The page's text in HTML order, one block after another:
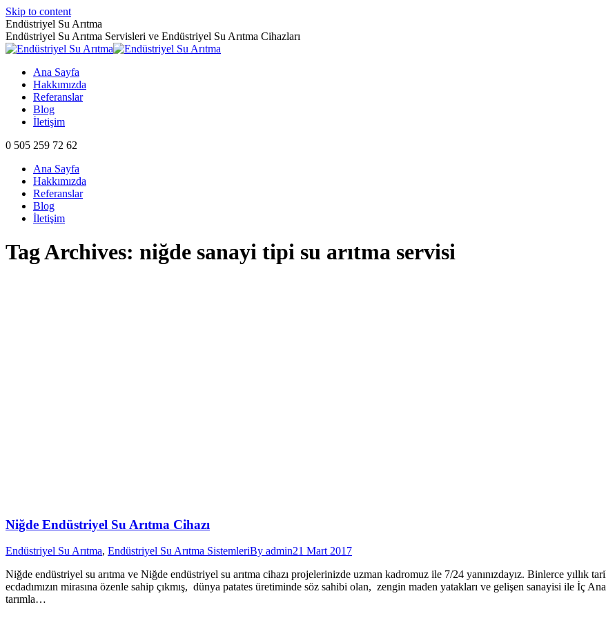
Skip to content
Endüstriyel Su Arıtma
Endüstriyel Su Arıtma Servisleri ve Endüstriyel Su Arıtma Cihazları
Ana Sayfa
Hakkımızda
Referanslar
Blog
İletişim
0 505 259 72 62
Ana Sayfa
Hakkımızda
Referanslar
Blog
İletişim
Tag Archives: niğde sanayi tipi su arıtma servisi
Niğde Endüstriyel Su Arıtma Cihazı
Endüstriyel Su Arıtma, Endüstriyel Su Arıtma SistemleriBy admin21 Mart 2017
Niğde endüstriyel su arıtma ve Niğde endüstriyel su arıtma cihazı projelerinizde uzman kadromuz ile 7/24 yanınızdayız. Binlerce yıllık
ecdadımızın mirasına özenle sahip çıkmış, dünya patates üretiminde söz sahibi olan, zengin maden yatakları ve gelişen sanayisi ile İç
tarımla…